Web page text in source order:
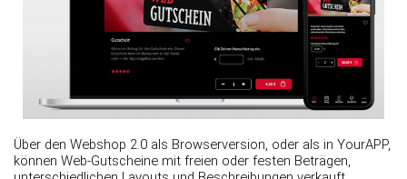
Über den Webshop 2.0 als Browserversion, oder als in YourAPP,
können Web-Gutscheine mit freien oder festen Beträgen,